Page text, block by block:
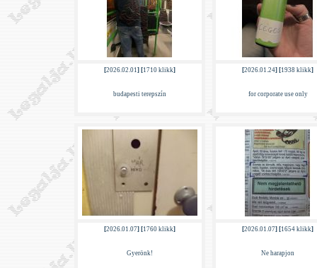
[2026.02.01] [1710 klikk]
budapesti terepszín
[2026.01.24] [1938 klikk]
for corporate use only
[2026.01.07] [1760 klikk]
Gyerönk!
[2026.01.07] [1654 klikk]
Ne harapjon